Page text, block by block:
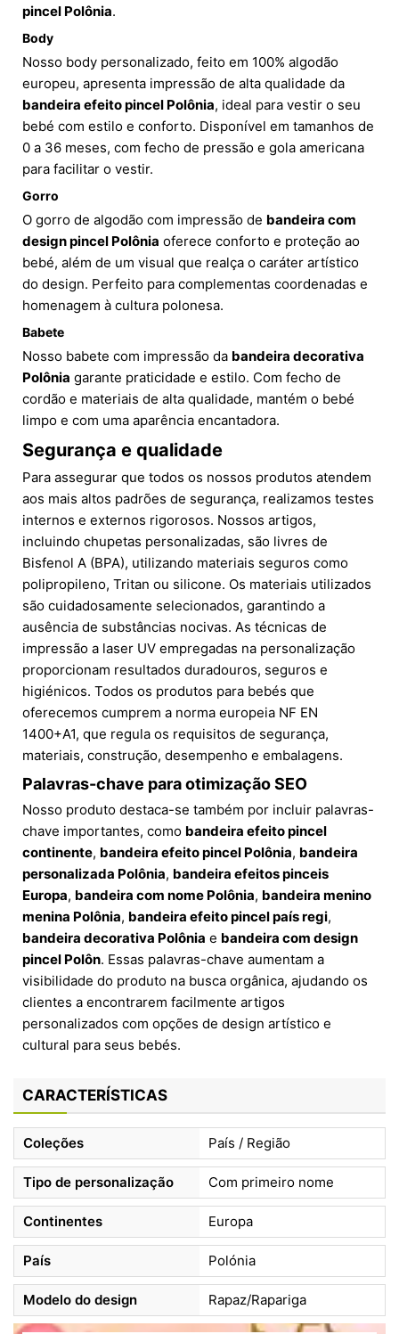
pincel Polônia.
Body
Nosso body personalizado, feito em 100% algodão
europeu, apresenta impressão de alta qualidade da
bandeira efeito pincel Polônia, ideal para vestir o seu
bebé com estilo e conforto. Disponível em tamanhos de
0 a 36 meses, com fecho de pressão e gola americana
para facilitar o vestir.
Gorro
O gorro de algodão com impressão de bandeira com
design pincel Polônia oferece conforto e proteção ao
bebé, além de um visual que realça o caráter artístico
do design. Perfeito para complementas coordenadas e
homenagem à cultura polonesa.
Babete
Nosso babete com impressão da bandeira decorativa
Polônia garante praticidade e estilo. Com fecho de
cordão e materiais de alta qualidade, mantém o bebé
limpo e com uma aparência encantadora.
Segurança e qualidade
Para assegurar que todos os nossos produtos atendem
aos mais altos padrões de segurança, realizamos testes
internos e externos rigorosos. Nossos artigos,
incluindo chupetas personalizadas, são livres de
Bisfenol A (BPA), utilizando materiais seguros como
polipropileno, Tritan ou silicone. Os materiais utilizados
são cuidadosamente selecionados, garantindo a
ausência de substâncias nocivas. As técnicas de
impressão a laser UV empregadas na personalização
proporcionam resultados duradouros, seguros e
higiénicos. Todos os produtos para bebés que
oferecemos cumprem a norma europeia NF EN
1400+A1, que regula os requisitos de segurança,
materiais, construção, desempenho e embalagens.
Palavras-chave para otimização SEO
Nosso produto destaca-se também por incluir palavras-
chave importantes, como bandeira efeito pincel
continente, bandeira efeito pincel Polônia, bandeira
personalizada Polônia, bandeira efeitos pinceis
Europa, bandeira com nome Polônia, bandeira menino
menina Polônia, bandeira efeito pincel país regi,
bandeira decorativa Polônia e bandeira com design
pincel Polôn. Essas palavras-chave aumentam a
visibilidade do produto na busca orgânica, ajudando os
clientes a encontrarem facilmente artigos
personalizados com opções de design artístico e
cultural para seus bebés.
CARACTERÍSTICAS
Coleções País / Região
Tipo de personalização Com primeiro nome
Continentes Europa
País Polónia
Modelo do design Rapaz/Rapariga